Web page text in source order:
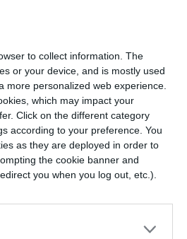
to collect information. The
or your device, and is mostly used
personalized web experience.
which may impact your
Click on the different category
according to your preference. You
as they are deployed in order to
the cookie banner and
you when you log out, etc.).